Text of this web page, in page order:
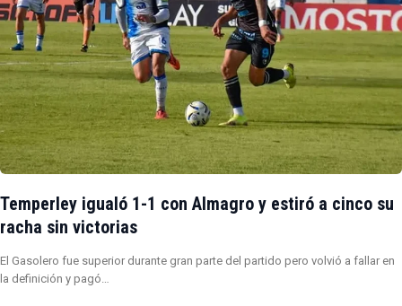
Temperley igualó 1-1 con Almagro y estiró a cinco su
racha sin victorias
El Gasolero fue superior durante gran parte del partido pero volvió a fallar en
la definición y pagó…